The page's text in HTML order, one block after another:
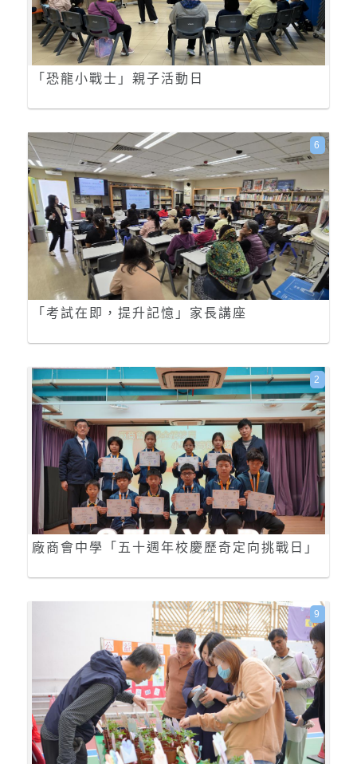
「恐龍小戰士」親子活動日
「考試在即，提升記憶」家長講座
6
廠商會中學「五十週年校慶歷奇定向挑戰日」
2
9